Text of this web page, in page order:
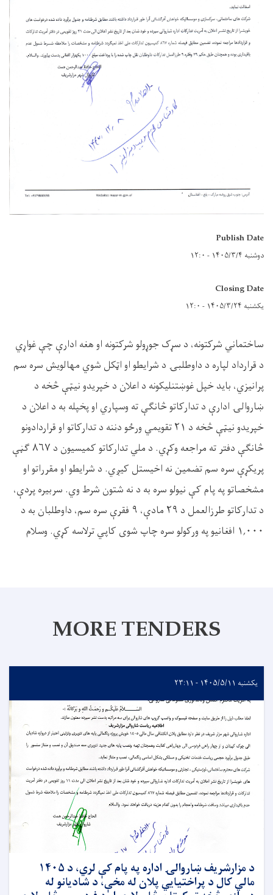
Publish Date
دوشنبه ۱۴۰۵/۳/۴ - ۱۲:۰
Closing Date
یکشنبه ۱۴۰۵/۳/۲۴ - ۱۲:۰
ساختماني شرکتونه، د سړک جوړولو شرکتونه او هغه ادارې چې غواړي
د قرارداد لپاره د داوطلبۍ د شرایطو او اټکل شوي مهالویش سره سم
پرانیزي، باید خپل غوښتنلیکونه د اعلان د خپریدو نیټې څخه د
ښاروالۍ ادارې د تدارکاتو څانګې ته وسپاري او پخپله به د اعلان د
خپریدو نیټې څخه د ۲۱ تقویمي ورځو دننه د تدارکاتو او قراردادونو
څانګې دفتر ته مراجعه وکړي. د ملي تدارکاتو کمیسیون د ۸۶۷ ګڼې
پریکړې سره سم تضمین نه اخیستل کیږي. د شرایطو او مقرراتو او
مشخصاتو په پام کې نیولو سره به د نه شتون شرط وي. سربیره پردې،
د تدارکاتو طرزالعمل د ۲۹ مادې، ۹ فقرې سره سم، داوطلبان به د
۱,۰۰۰ افغانیو په ورکولو سره چاپ شوی کاپي ترلاسه کړي. وسلام
MORE TENDERS
یکشنبه ۱۴۰۵/۵/۱۱ - ۲۳:۱۱
د مزارشریف ښاروالۍ اداره په پام کې لري، د ۱۴۰۵
مالي کال د پراختیایي پلان له مخې، د شادیانو له